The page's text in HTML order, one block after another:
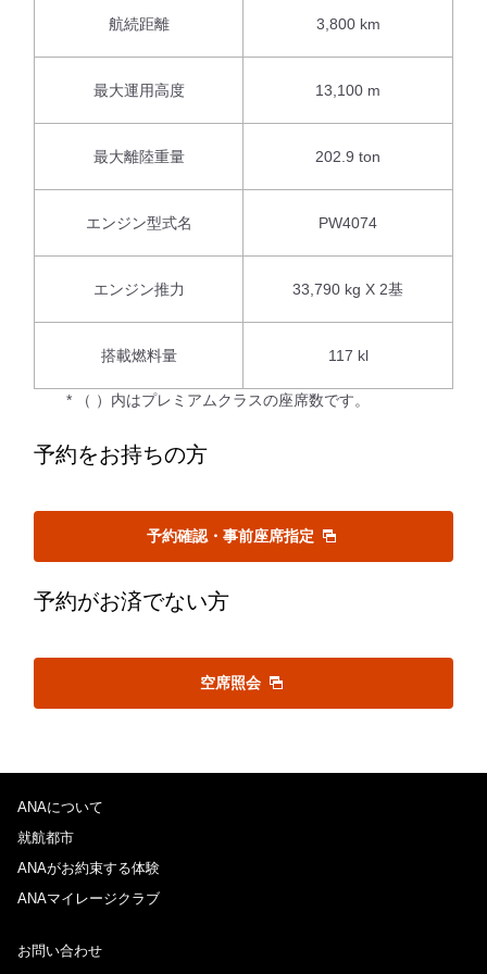
航続距離 3,800 km
最大運用高度 13,100 m
最大離陸重量 202.9 ton
エンジン型式名 PW4074
エンジン推力 33,790 kg X 2基
搭載燃料量 117 kl
* （ ）内はプレミアムクラスの座席数です。
予約をお持ちの方
予約確認・事前座席指定
予約がお済でない方
空席照会
ANAについて
就航都市
ANAがお約束する体験
ANAマイレージクラブ
お問い合わせ